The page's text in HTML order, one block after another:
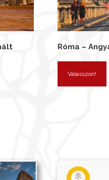
Róma –
Válasszon!